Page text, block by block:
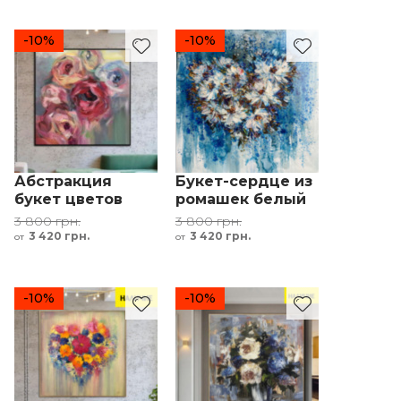
-10%
Абстракция
букет цветов
красный розовый
3 800 грн.
от 3 420 грн.
-10%
Букет-сердце из
ромашек белый
синий черный
3 800 грн.
от 3 420 грн.
-10% -10%